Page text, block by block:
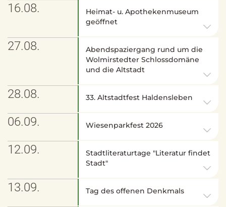
16.08.
Heimat- u. Apothekenmuseum
geöffnet
27.08.
Abendspaziergang rund um die
Wolmirstedter Schlossdomäne
und die Altstadt
28.08. 33. Altstadtfest Haldensleben
06.09. Wiesenparkfest 2026
12.09.
Stadtliteraturtage "Literatur findet
Stadt"
13.09. Tag des offenen Denkmals